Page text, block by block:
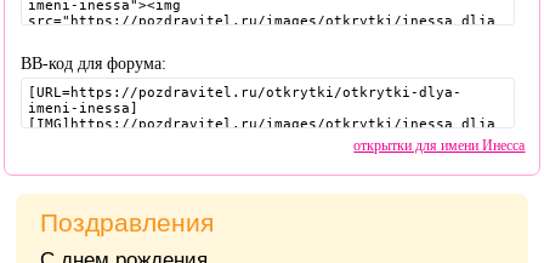
BB-код для форума:
открытки для имени Инесса
Поздравления